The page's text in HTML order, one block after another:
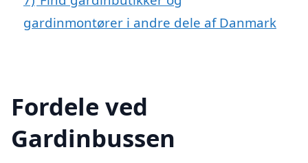
gardinmontører i andre dele af Danmark
Fordele ved
Gardinbussen